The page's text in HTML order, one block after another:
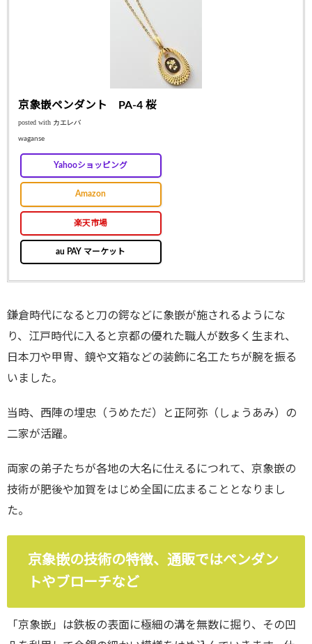
京象嵌ペンダント PA-4 桜
posted with カエレバ
waganse
Yahooショッピング
Amazon
楽天市場
au PAY マーケット
鎌倉時代になると刀の鍔などに象嵌が施されるようにな
り、江戸時代に入ると京都の優れた職人が数多く生まれ、
日本刀や甲冑、鏡や文箱などの装飾に名工たちが腕を振る
いました。
当時、西陣の埋忠（うめただ）と正阿弥（しょうあみ）の
二家が活躍。
両家の弟子たちが各地の大名に仕えるにつれて、京象嵌の
技術が肥後や加賀をはじめ全国に広まることとなりまし
た。
京象嵌の技術の特徴、通販ではペンダン
トやブローチなど
「京象嵌」は鉄板の表面に極細の溝を無数に掘り、その凹